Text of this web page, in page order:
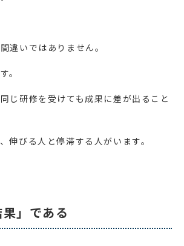
違いではありません。
。
じ研修を受けても成果に差が出ること
伸びる人と停滞する人がいます。
」である